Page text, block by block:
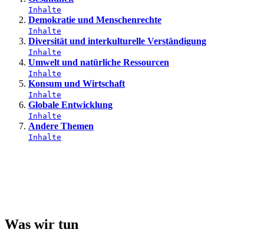
Inhalte
Demokratie und Menschenrechte
Inhalte
Diversität und interkulturelle Verständigung
Inhalte
Umwelt und natürliche Ressourcen
Inhalte
Konsum und Wirtschaft
Inhalte
Globale Entwicklung
Inhalte
Andere Themen
Inhalte
Was wir tun